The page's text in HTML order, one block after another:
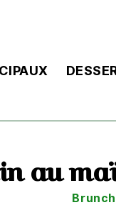
au
Brunch